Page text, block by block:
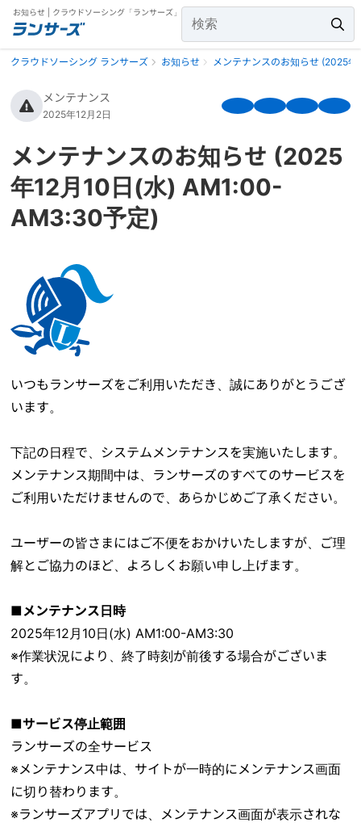
お知らせ | クラウドソーシング「ランサーズ」
クラウドソーシング ランサーズ お知らせ メンテナンスのお知らせ (2025
メンテナンス
2025年12月2日
メンテナンスのお知らせ (2025
年12月10日(水) AM1:00-
AM3:30予定)
いつもランサーズをご利用いただき、誠にありがとうござ
います。
下記の日程で、システムメンテナンスを実施いたします。
メンテナンス期間中は、ランサーズのすべてのサービスを
ご利用いただけませんので、あらかじめご了承ください。
ユーザーの皆さまにはご不便をおかけいたしますが、ご理
解とご協力のほど、よろしくお願い申し上げます。
■メンテナンス日時
2025年12月10日(水) AM1:00-AM3:30
※作業状況により、終了時刻が前後する場合がございま
す。
■サービス停止範囲
ランサーズの全サービス
※メンテナンス中は、サイトが一時的にメンテナンス画面
に切り替わります。
※ランサーズアプリでは、メンテナンス画面が表示されな